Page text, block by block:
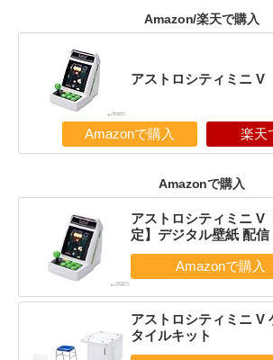
Amazon/楽天で購入
アストロシティミニ V
Amazonで購入 楽天
Amazonで購入
アストロシティミニ V
定】デジタル壁紙 配信
アストロシティミニ V
タイルキット